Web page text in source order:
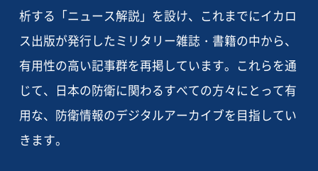
析する「ニュース解説」を設け、これまでにイカロ
ス出版が発行したミリタリー雑誌・書籍の中から、
有用性の高い記事群を再掲しています。これらを通
じて、日本の防衛に関わるすべての方々にとって有
用な、防衛情報のデジタルアーカイブを目指してい
きます。